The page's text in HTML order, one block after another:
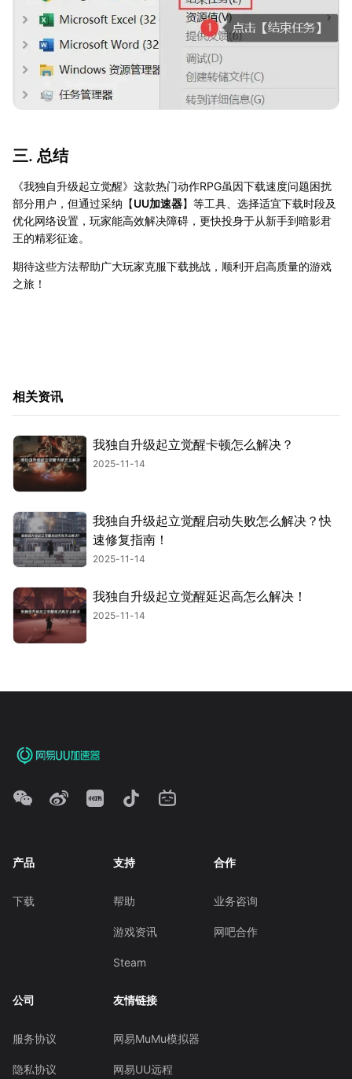
三. 总结
《我独自升级起立觉醒》这款热门动作RPG虽因下载速度问题困扰
部分用户，但通过采纳【UU加速器】等工具、选择适宜下载时段及
优化网络设置，玩家能高效解决障碍，更快投身于从新手到暗影君
王的精彩征途。
期待这些方法帮助广大玩家克服下载挑战，顺利开启高质量的游戏
之旅！
相关资讯
我独自升级起立觉醒卡顿怎么解决？
2025-11-14
我独自升级起立觉醒启动失败怎么解决？快
速修复指南！
2025-11-14
我独自升级起立觉醒延迟高怎么解决！
2025-11-14
产品
下载
支持
帮助
游戏资讯
Steam
合作
业务咨询
网吧合作
公司
服务协议
隐私协议
友情链接
网易MuMu模拟器
网易UU远程